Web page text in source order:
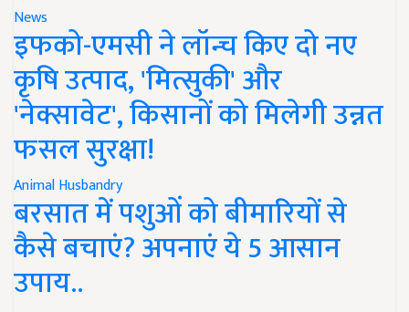
News
इफको-एमसी ने लॉन्च किए दो नए
कृषि उत्पाद, 'मित्सुकी' और
'नेक्सावेट', किसानों को मिलेगी उन्नत
फसल सुरक्षा!
Animal Husbandry
बरसात में पशुओं को बीमारियों से
कैसे बचाएं? अपनाएं ये 5 आसान
उपाय..